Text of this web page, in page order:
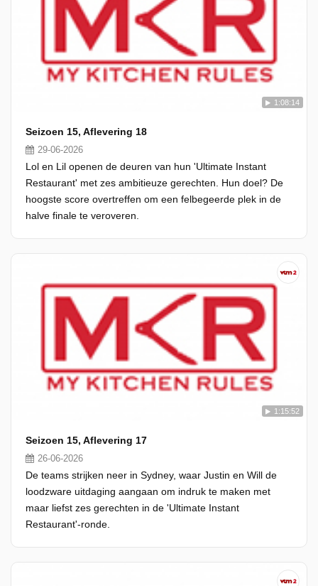
1:08:14
Seizoen 15, Aflevering 18
29-06-2026
Lol en Lil openen de deuren van hun 'Ultimate Instant
Restaurant' met zes ambitieuze gerechten. Hun doel? De
hoogste score overtreffen om een felbegeerde plek in de
halve finale te veroveren.
1:15:52
Seizoen 15, Aflevering 17
26-06-2026
De teams strijken neer in Sydney, waar Justin en Will de
loodzware uitdaging aangaan om indruk te maken met
maar liefst zes gerechten in de 'Ultimate Instant
Restaurant'-ronde.